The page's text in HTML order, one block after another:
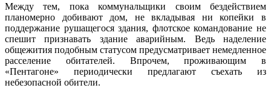
Между тем, пока коммунальщики своим бездействием
планомерно добивают дом, не вкладывая ни копейки в
поддержание рушащегося здания, флотское командование не
спешит признавать здание аварийным. Ведь наделение
общежития подобным статусом предусматривает немедленное
расселение обитателей. Впрочем, проживающим в
«Пентагоне» периодически предлагают съехать из
небезопасной обители.